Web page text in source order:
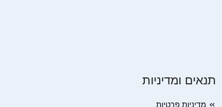
תנאים ומדיניות
מדיניות פרטיות